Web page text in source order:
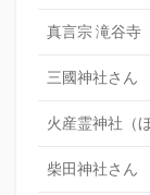
真言宗 滝谷寺
三國神社さん
火産霊神社（
柴田神社さん